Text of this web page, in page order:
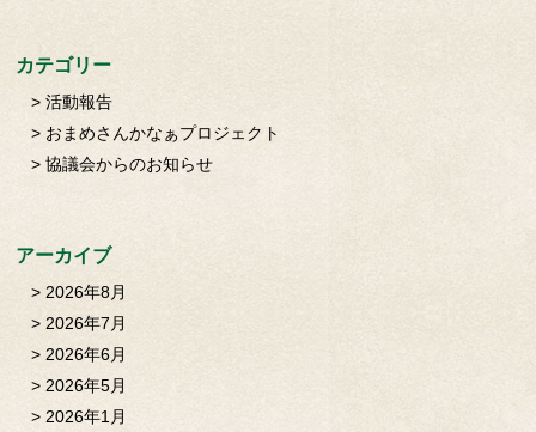
カテゴリー
活動報告
おまめさんかなぁプロジェクト
協議会からのお知らせ
アーカイブ
2026年8月
2026年7月
2026年6月
2026年5月
2026年1月